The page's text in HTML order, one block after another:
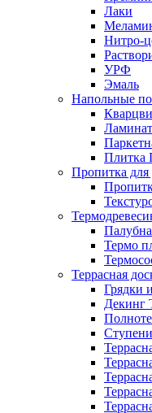
Лаки
Нитро-
УРФ
Эмаль
Напольные
Ламинат
Плитка
Пропитка для
Термо
Террасная
Грядки
Декинг